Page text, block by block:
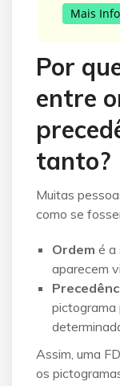
Mais
Por
entre
tanto?
Muitas
como se
Ordem é a
aparecem
pictograma
Assim, uma
os